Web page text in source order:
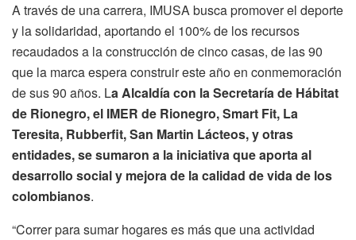
A través de una carrera, IMUSA busca promover el deporte
y la solidaridad, aportando el 100% de los recursos
recaudados a la construcción de cinco casas, de las 90
que la marca espera construir este año en conmemoración
de sus 90 años. La Alcaldía con la Secretaría de Hábitat
de Rionegro, el IMER de Rionegro, Smart Fit, La
Teresita, Rubberfit, San Martin Lácteos, y otras
entidades, se sumaron a la iniciativa que aporta al
desarrollo social y mejora de la calidad de vida de los
colombianos.
“Correr para sumar hogares es más que una actividad